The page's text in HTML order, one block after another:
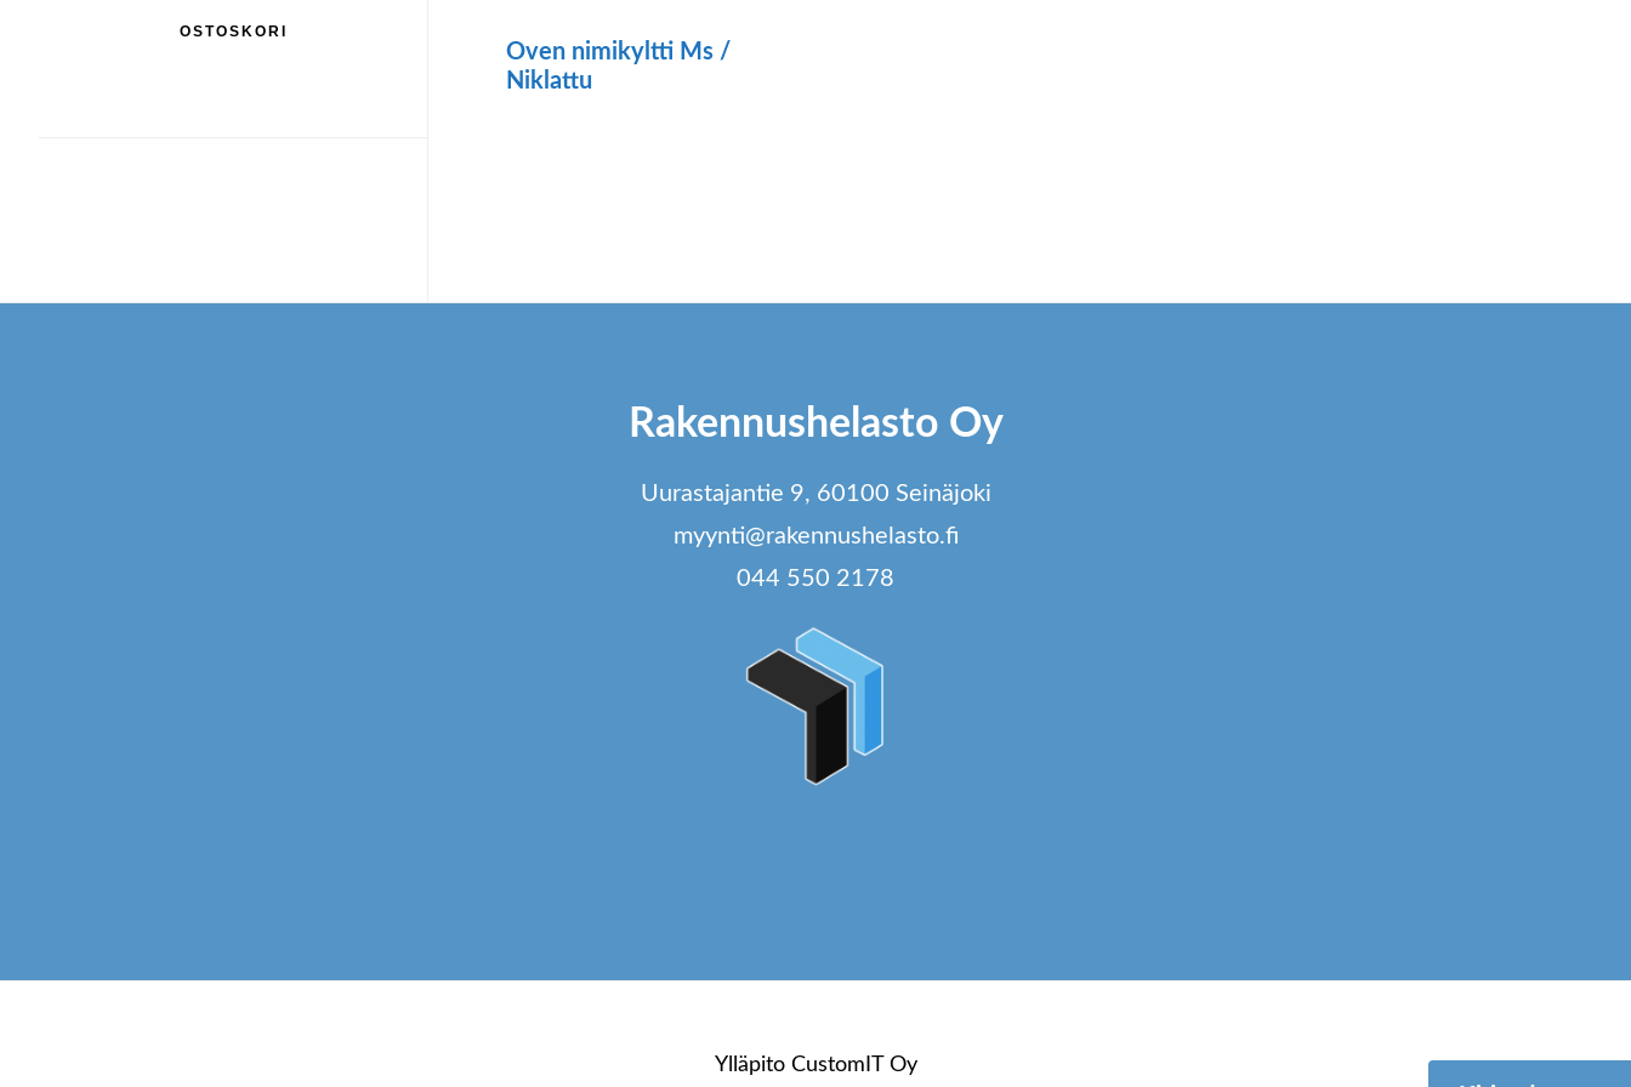
Oven nimikyltti Ms /
Niklattu
OSTOSKORI
Rakennushelasto Oy
Uurastajantie 9, 60100 Seinäjoki
myynti@rakennushelasto.fi
044 550 2178
Ylläpito CustomIT Oy